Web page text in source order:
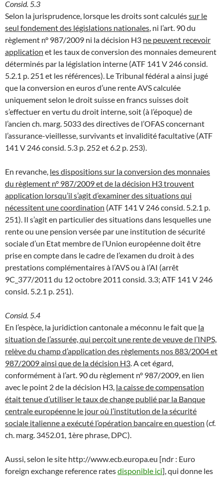
Consid. 5.3
Selon la jurisprudence, lorsque les droits sont calculéssur le
seul fondement des législations nationales , ni l’art. 90 du
règlement n° 987/2009 ni la décision H3 ne peuvent recevoir
application et les taux de conversion des monnaies demeurent
déterminés par la législation interne (ATF 141 V 246 consid.
5.2.1 p. 251 et les références). Le Tribunal fédéral a ainsi jugé
que la conversion en euros d’une rente AVS calculée
uniquement selon le droit suisse en francs suisses doit
s’effectuer en vertu du droit interne, soit (à l’époque) de
l’ancien ch. marg. 5033 des directives de l’OFAS concernant
l’assurance-vieillesse, survivants et invalidité facultative (ATF
141 V 246 consid. 5.3 p. 252 et 6.2 p. 253).
En revanche, les dispositions sur la conversion des monnaies
du règlement n° 987/2009 et de la décision H3 trouvent
application lorsqu’il s’agit d’examiner des situations qui
nécessitent une coordination (ATF 141 V 246 consid. 5.2.1 p.
251). Il s’agit en particulier des situations dans lesquelles une
rente ou une pension versée par une institution de sécurité
sociale d’un Etat membre de l’Union européenne doit être
prise en compte dans le cadre de l’examen du droit à des
prestations complémentaires à l’AVS ou à l’AI (arrêt
9C_377/2011 du 12 octobre 2011 consid. 3.3; ATF 141 V 246
consid. 5.2.1 p. 251).
Consid. 5.4
En l’espèce, la juridiction cantonale a méconnu le fait que la
situation de l’assurée, qui perçoit une rente de veuve de l’INPS,
relève du champ d’application des règlements nos 883/2004 et
987/2009 ainsi que de la décision H3 . A cet égard,
conformément à l’art. 90 du règlement n° 987/2009, en lien
avec le point 2 de la décision H3, la caisse de compensation
était tenue d’utiliser le taux de change publié par la Banque
centrale européenne le jour où l’institution de la sécurité
sociale italienne a exécuté l’opération bancaire en question (cf.
ch. marg. 3452.01, 1ère phrase, DPC).
Aussi, selon le site http://www.ecb.europa.eu [ndr : Euro
foreign exchange reference ratesdisponible ici], qui donne les